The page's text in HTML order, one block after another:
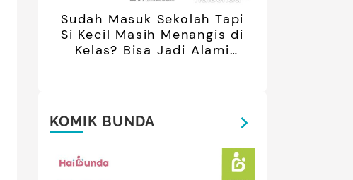
Sudah Masuk Sekolah Tapi
Si Kecil Masih Menangis di
Kelas? Bisa Jadi Alami
KOMIK BUNDA